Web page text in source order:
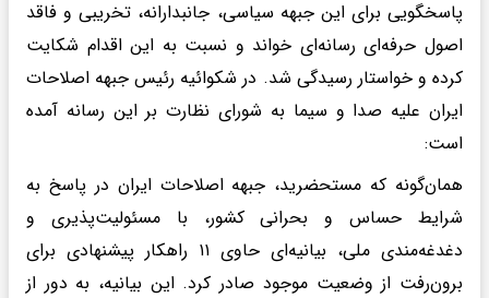
پاسخگویی برای این جبهه سیاسی، جانبدارانه، تخریبی و فاقد
اصول حرفه‌ای رسانه‌ای خواند و نسبت به این اقدام شکایت
کرده و خواستار رسیدگی شد. در شکوائیه رئیس جبهه اصلاحات
ایران علیه صدا و سیما به شورای نظارت بر این رسانه آمده
است:
همان‌گونه که مستحضرید، جبهه اصلاحات ایران در پاسخ به
شرایط حساس و بحرانی کشور، با مسئولیت‌پذیری و
دغدغه‌مندی ملی، بیانیه‌ای حاوی ۱۱ راهکار پیشنهادی برای
برون‌رفت از وضعیت موجود صادر کرد. این بیانیه، به دور از